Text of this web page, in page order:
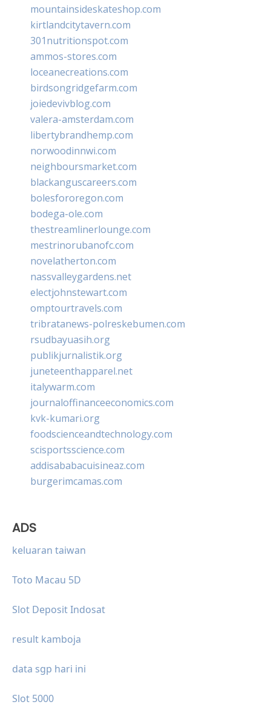
mountainsideskateshop.com
kirtlandcitytavern.com
301nutritionspot.com
ammos-stores.com
loceanecreations.com
birdsongridgefarm.com
joiedevivblog.com
valera-amsterdam.com
libertybrandhemp.com
norwoodinnwi.com
neighboursmarket.com
blackanguscareers.com
bolesfororegon.com
bodega-ole.com
thestreamlinerlounge.com
mestrinorubanofc.com
novelatherton.com
nassvalleygardens.net
electjohnstewart.com
omptourtravels.com
tribratanews-polreskebumen.com
rsudbayuasih.org
publikjurnalistik.org
juneteenthapparel.net
italywarm.com
journaloffinanceeconomics.com
kvk-kumari.org
foodscienceandtechnology.com
scisportsscience.com
addisababacuisineaz.com
burgerimcamas.com
ADS
keluaran taiwan
Toto Macau 5D
Slot Deposit Indosat
result kamboja
data sgp hari ini
Slot 5000